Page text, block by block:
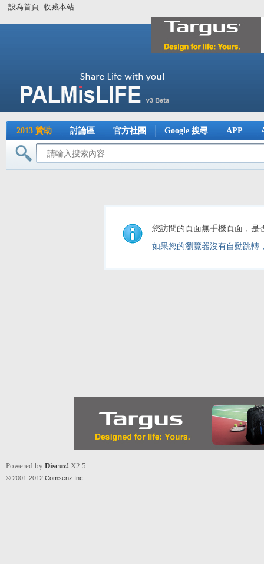
設為首頁 收藏本站
2013 贊助 討論區 官方社團 Google 搜尋 APP
您訪問的頁面無手機頁面，是
如果您的瀏覽器沒有自動跳轉
Powered by Discuz! X2.5
© 2001-2012 Comsenz Inc.